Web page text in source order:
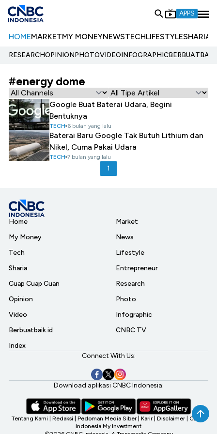
APPS
HOMEMARKETMY MONEYNEWSTECHLIFESTYLESHARIA
RESEARCHOPINIONPHOTOVIDEOINFOGRAPHIC
#energy dome
Google Buat Baterai Udara, Begini
Bentuknya
TECH 6 bulan yang lalu
Baterai Baru Google Tak Butuh Lithium dan
Nikel, Cuma Pakai Udara
TECH 7 bulan yang lalu
1
Home
My Money
Tech
Sharia
Cuap Cuap Cuan
Opinion
Video
Berbuatbaik.id
Index
Market
News
Lifestyle
Entrepreneur
Research
Photo
Infographic
CNBC TV
Connect With Us:
Download aplikasi CNBC Indonesia:
Tentang Kami Redaksi Pedoman Media Siber Karir Disclaimer CNBC
Indonesia My Investment